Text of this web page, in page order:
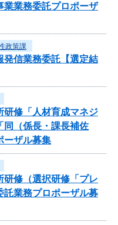
業業務委託プロポーザ
政策課
発信業務委託【選定結
研修「人材育成マネジ
同（係長・課長補佐
ーザル募集
研修（選択研修「プレ
託業務プロポーザル募